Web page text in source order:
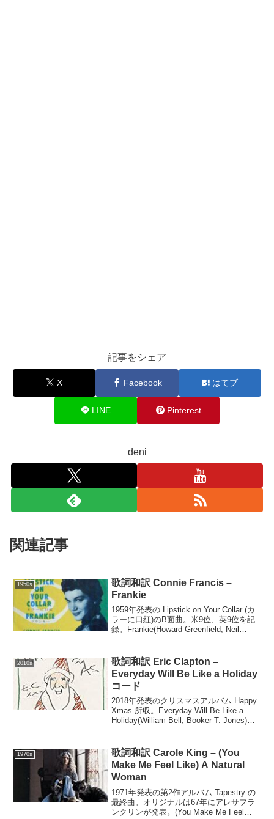
記事をシェア
X Facebook はてブ
LINE Pinterest
deni
関連記事
1950s
歌詞和訳 Connie Francis –
Frankie
1959年発表の Lipstick on Your Collar (カ
ラーに口紅)のB面曲。米9位、英9位を記
録。Frankie(Howard Greenfield, Neil
2010s
歌詞和訳 Eric Clapton –
Everyday Will Be Like a Holiday
コード
2018年発表のクリスマスアルバム Happy
Xmas 所収。Everyday Will Be Like a
Holiday(William Bell, Booker T. Jones)D
1970s
歌詞和訳 Carole King – (You
Make Me Feel Like) A Natural
Woman
1971年発表の第2作アルバム Tapestry の
最終曲。オリジナルは67年にアレサフラ
ンクリンが発表。(You Make Me Feel